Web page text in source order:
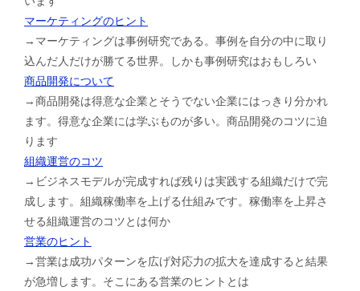
マーケティングのヒント
→マーケティングは事例研究である。事例を自分の中に取り
込んだ人だけが勝てる世界。しかも事例研究はおもしろい
商品開発について
→商品開発は得意な企業とそうでない企業にはっきり分かれ
ます。得意な企業には学ぶものが多い。商品開発のコツに迫
ります
組織運営のコツ
→ビジネスモデルが完成すれば残りは実践する組織だけで完
成します。組織稼働率を上げる仕組みです。稼働率を上昇さ
せる組織運営のコツとは何か
営業のヒント
→営業は成功パターンを広げ対応力の拡大を達成すると結果
が急増します。そこにある営業のヒントとは